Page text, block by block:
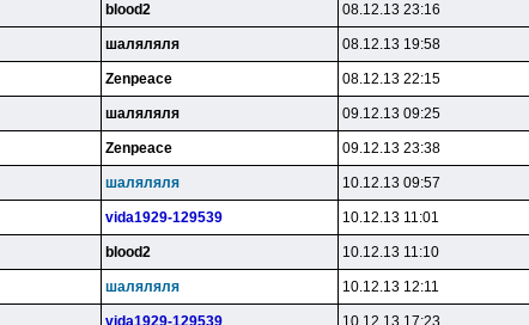
blood2 08.12.13 23:16
шаляляля 08.12.13 19:58
Zenpeace 08.12.13 22:15
шаляляля 09.12.13 09:25
Zenpeace 09.12.13 23:38
шаляляля 10.12.13 09:57
vida1929-129539 10.12.13 11:01
blood2 10.12.13 11:10
шаляляля 10.12.13 12:11
vida1929-129539 10.12.13 17:23